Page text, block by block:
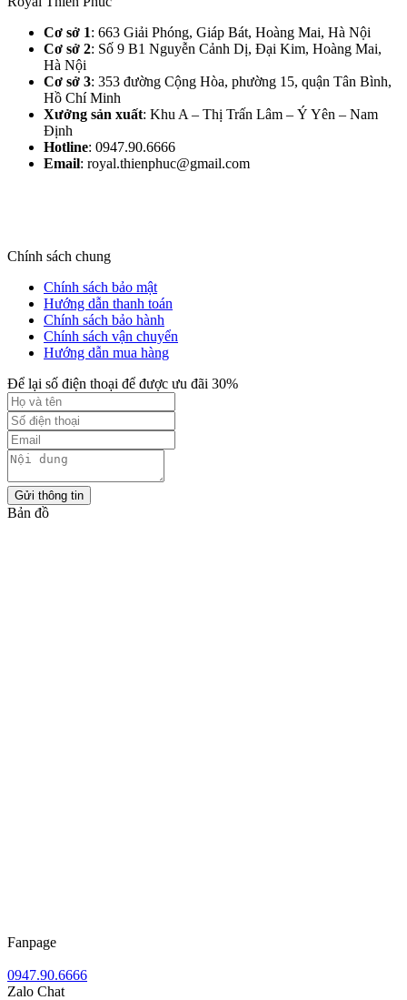
Cơ sở 1: 663 Giải Phóng, Giáp Bát, Hoàng Mai, Hà Nội​
Cơ sở 2: Số 9 B1 Nguyễn Cảnh Dị, Đại Kim, Hoàng Mai,
Hà Nội​
Cơ sở 3: 353 đường Cộng Hòa, phường 15, quận Tân Bình,
Hồ Chí Minh
Xưởng sản xuất: Khu A – Thị Trấn Lâm – Ý Yên – Nam
Định​
Hotline: 0947.90.6666
Email: royal.thienphuc@gmail.com
Chính sách chung
Chính sách bảo mật
Hướng dẫn thanh toán
Chính sách bảo hành
Chính sách vận chuyển
Hướng dẫn mua hàng
Để lại số điện thoại để được ưu đãi 30%
Gửi thông tin
Bản đồ
Fanpage
0947.90.6666
Zalo Chat